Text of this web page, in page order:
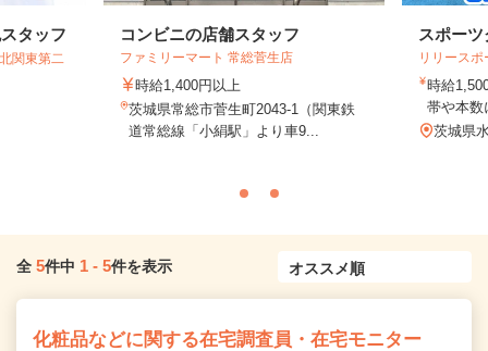
タッフ
関東第二
コンビニの店舗スタッフ
ファミリーマート 常総菅生店
時給1,400円以上
茨城県常総市菅生町2043-1（関東鉄
道常総線「小絹駅」より車9...
スポー
リリース
時給
帯や本
茨城県
全 5件中 1 - 5件を表示
化粧品などに関する在宅調査員・在宅モニター